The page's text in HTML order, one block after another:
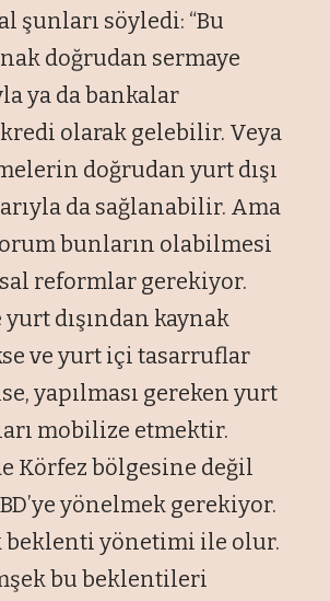
şunları söyledi: “Bu
doğrudan sermaye
ya da bankalar
kredi olarak gelebilir. Veya
doğrudan yurt dışı
da sağlanabilir. Ama
bunların olabilmesi
reformlar gerekiyor.
yurt dışından kaynak
ve yurt içi tasarruflar
yapılması gereken yurt
mobilize etmektir.
Körfez bölgesine değil
yönelmek gerekiyor.
beklenti yönetimi ile olur.
bu beklentileri